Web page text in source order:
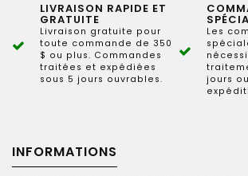
LIVRAISON RAPIDE ET
GRATUITE
Livraison gratuite pour
toute commande de 350
$ ou plus. Commandes
traitées et expédiées
sous 5 jours ouvrables.
Les
jours
INFORMATIONS